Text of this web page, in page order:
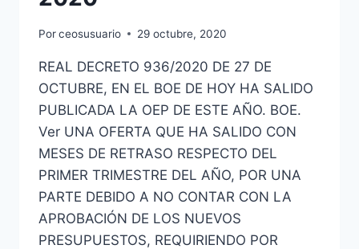
Porceosusuario 29 octubre, 2020
REAL DECRETO 936/2020 DE 27 DE
OCTUBRE, EN EL BOE DE HOY HA SALIDO
PUBLICADA LA OEP DE ESTE AÑO. BOE.
Ver UNA OFERTA QUE HA SALIDO CON
MESES DE RETRASO RESPECTO DEL
PRIMER TRIMESTRE DEL AÑO, POR UNA
PARTE DEBIDO A NO CONTAR CON LA
APROBACIÓN DE LOS NUEVOS
PRESUPUESTOS, REQUIRIENDO POR